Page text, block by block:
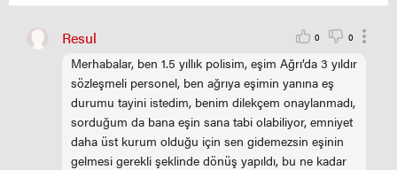
Resul 0 0
Merhabalar, ben 1.5 yıllık polisim, eşim Ağrı’da 3 yıldır
sözleşmeli personel, ben ağrıya eşimin yanına eş
durumu tayini istedim, benim dilekçem onaylanmadı,
sorduğum da bana eşin sana tabi olabiliyor, emniyet
daha üst kurum olduğu için sen gidemezsin eşinin
gelmesi gerekli şeklinde dönüş yapıldı, bu ne kadar